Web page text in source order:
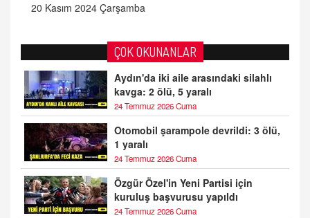
20 Kasım 2024 Çarşamba
ÇOK OKUNANLAR
Aydın'da iki aile arasındaki silahlı
kavga: 2 ölü, 5 yaralı
24 Temmuz 2026 Cuma
Otomobil şarampole devrildi: 3 ölü,
1 yaralı
24 Temmuz 2026 Cuma
Özgür Özel'in Yeni Partisi için
kuruluş başvurusu yapıldı
24 Temmuz 2026 Cuma